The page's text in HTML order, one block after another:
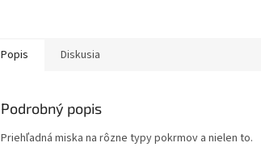
Popis Diskusia
Podrobný popis
Priehľadná miska na rôzne typy pokrmov a nielen to.